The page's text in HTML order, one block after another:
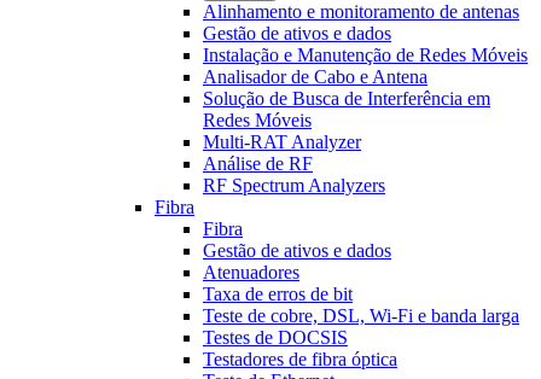
Alinhamento e monitoramento de antenas
Gestão de ativos e dados
Instalação e Manutenção de Redes Móveis
Analisador de Cabo e Antena
Solução de Busca de Interferência em
Redes Móveis
Multi-RAT Analyzer
Análise de RF
RF Spectrum Analyzers
Fibra
Fibra
Gestão de ativos e dados
Atenuadores
Taxa de erros de bit
Teste de cobre, DSL, Wi-Fi e banda larga
Testes de DOCSIS
Testadores de fibra óptica